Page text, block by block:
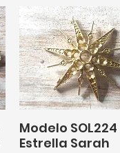
Modelo SOL224
Estrella Sarah